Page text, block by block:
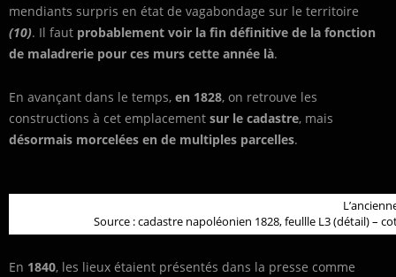
mendiants surpris en état de vagabondage sur le territoire
(10). Il faut probablement voir la fin définitive de la fonction
de maladrerie pour ces murs cette année là.
En avançant dans le temps, en 1828, on retrouve les
constructions à cet emplacement sur le cadastre, mais
désormais morcelées en de multiples parcelles.
Source : cadastre napoléonien 1828, feullle L3 (détail) –
En 1840, les lieux étaient présentés dans la presse comme